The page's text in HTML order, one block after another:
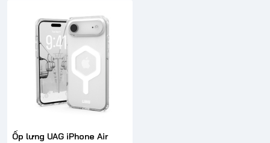
Ốp lưng UAG iPhone Air